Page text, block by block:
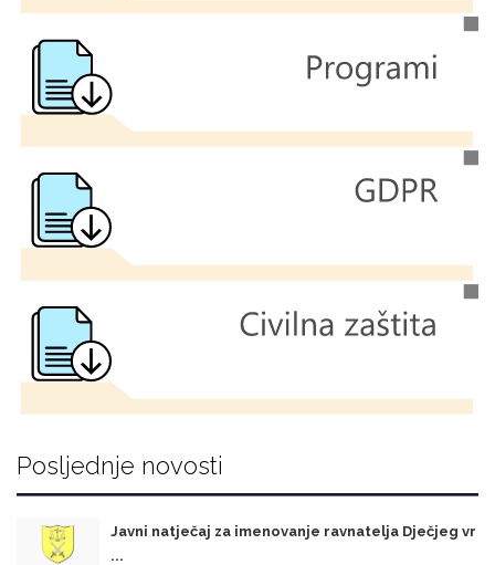
Posljednje novosti
Javni natječaj za imenovanje ravnatelja Dječjeg vr
...